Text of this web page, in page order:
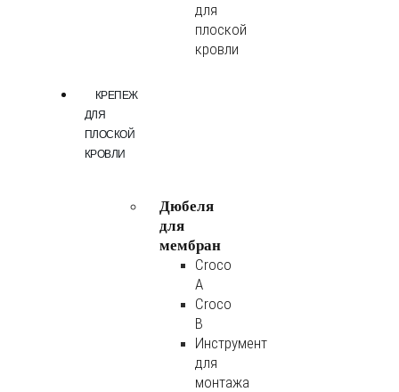
для
плоской
кровли
КРЕПЕЖ
ДЛЯ
ПЛОСКОЙ
КРОВЛИ
Дюбеля
для
мембран
Croco
A
Croco
B
Инструмент
для
монтажа